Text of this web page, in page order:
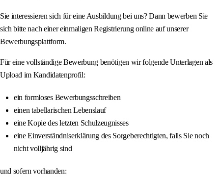
Sie interessieren sich für eine Ausbildung bei uns? Dann bewerben Sie
sich bitte nach einer einmaligen Registrierung online auf unserer
Bewerbungsplattform.
Für eine vollständige Bewerbung benötigen wir folgende Unterlagen als
Upload im Kandidatenprofil:
ein formloses Bewerbungsschreiben
einen tabellarischen Lebenslauf
eine Kopie des letzten Schulzeugnisses
eine Einverständniserklärung des Sorgeberechtigten, falls Sie noch
nicht volljährig sind
und sofern vorhanden: